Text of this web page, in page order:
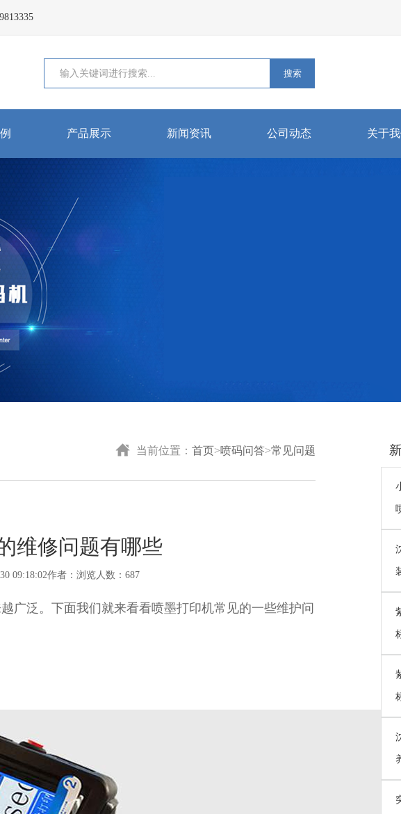
搜索
产品展示 新闻资讯 公司动态 关于
当前位置： 首页>喷码问答>常见问题
维修问题有哪些
09:18:02作者：浏览人数：687
广泛。下面我们就来看看喷墨打印机常见的一些维护问